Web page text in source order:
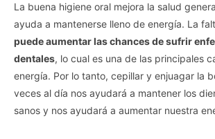
La buena higiene oral mejora la salud
ayuda a mantenerse lleno de energía. La
puede aumentar las chances de sufrir
dentales, lo cual es una de las principales
energía. Por lo tanto, cepillar y enjuagar la
veces al día nos ayudará a mantener los
sanos y nos ayudará a aumentar nuestra